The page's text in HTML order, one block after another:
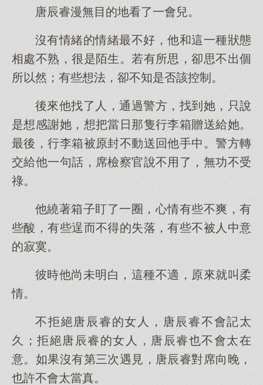
唐辰睿漫無目的地看了一會兒。
沒有情緒的情緒最不好，他和這一種狀態
相處不熟，很是陌生。若有所思，卻思不出個
所以然；有些想法，卻不知是否該控制。
後來他找了人，通過警方，找到她，只說
是想感謝她，想把當日那隻行李箱贈送給她。
最後，行李箱被原封不動送回他手中。警方轉
交給他一句話，席檢察官說不用了，無功不受
祿。
他繞著箱子盯了一圈，心情有些不爽，有
些酸，有些逞而不得的失落，有些不被人中意
的寂寞。
彼時他尚未明白，這種不適，原來就叫柔
情。
不拒絕唐辰睿的女人，唐辰睿不會記太
久；拒絕唐辰睿的女人，唐辰睿也不會太在
意。如果沒有第三次遇見，唐辰睿對席向晚，
也許不會太當真。